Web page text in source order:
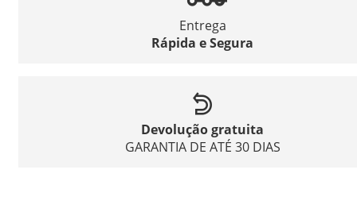
Entrega
Rápida e Segura
Devolução gratuita
GARANTIA DE ATÉ 30 DIAS